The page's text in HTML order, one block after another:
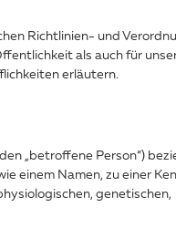
Richtlinien- und
als auch für
erläutern.
„betroffene Person“)
einem Namen, zu einer
genetischen,